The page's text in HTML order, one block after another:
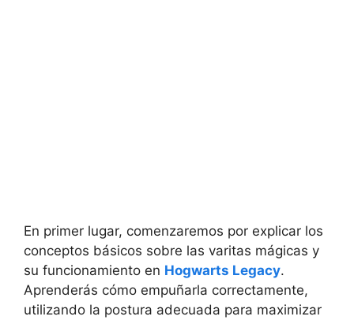
En primer lugar, comenzaremos por explicar los
conceptos básicos sobre las varitas mágicas y
su funcionamiento en Hogwarts Legacy.
Aprenderás cómo empuñarla correctamente,
utilizando la postura adecuada para maximizar